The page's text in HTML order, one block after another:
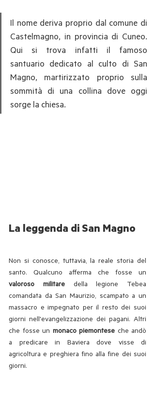
Il nome deriva proprio dal comune di
Castelmagno, in provincia di Cuneo.
Qui si trova infatti il famoso
santuario dedicato al culto di San
Magno, martirizzato proprio sulla
sommità di una collina dove oggi
sorge la chiesa.
La leggenda di San Magno
Non si conosce, tuttavia, la reale storia del
valoroso militare della legione Tebea
comandata da San Maurizio, scampato a un
massacro e impegnato per il resto dei suoi
giorni nell'evangelizzazione dei pagani. Altri
che fosse un monaco piemontese che andò
a predicare in Baviera dove visse di
agricoltura e preghiera fino alla fine dei suoi
giorni.